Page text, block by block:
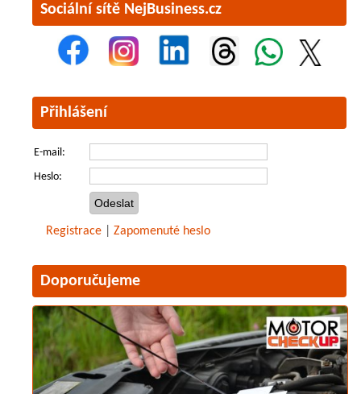
Sociální sítě NejBusiness.cz
Přihlášení
E-mail:
Heslo:
Registrace Zapomenuté heslo
Doporučujeme